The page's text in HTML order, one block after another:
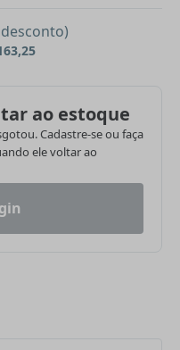
ao estoque
Cadastre-se ou faça
ele voltar ao